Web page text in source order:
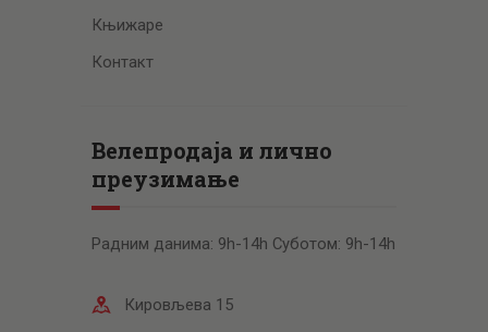
Књижаре
Контакт
Велепродаја и лично
преузимање
Радним данима: 9h-14h Суботом: 9h-14h
Кировљева 15